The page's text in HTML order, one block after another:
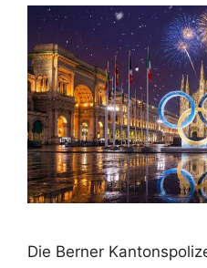
Die Berner